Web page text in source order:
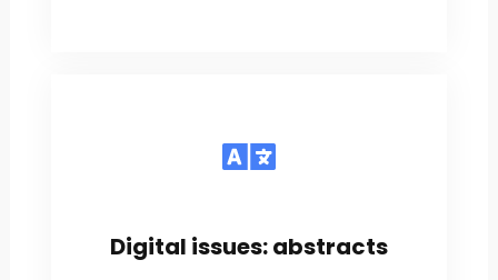
Digital issues: abstracts